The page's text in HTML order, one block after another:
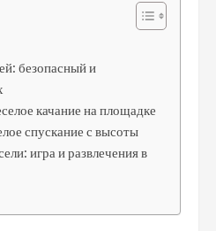
безопасный и
качание на площадке
спускание с высоты
игра и развлечения в